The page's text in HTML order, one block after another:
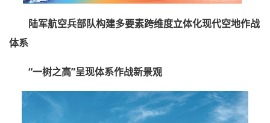
陆军航空兵部队构建多要素跨维度立体化现代空地作战
体系
“一树之高”呈现体系作战新景观